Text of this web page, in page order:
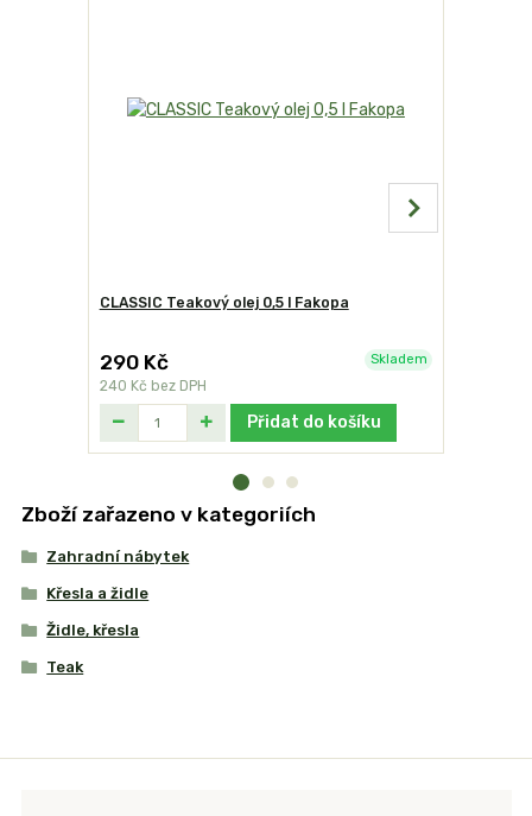
CLASSIC Teakový olej 0,5 l Fakopa
290 Kč
240 Kč bez DPH
Skladem
Přidat do košíku
Zboží zařazeno v kategoriích
Zahradní nábytek
Křesla a židle
Židle, křesla
Teak